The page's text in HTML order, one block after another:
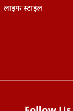
लाइफ स्टाइल